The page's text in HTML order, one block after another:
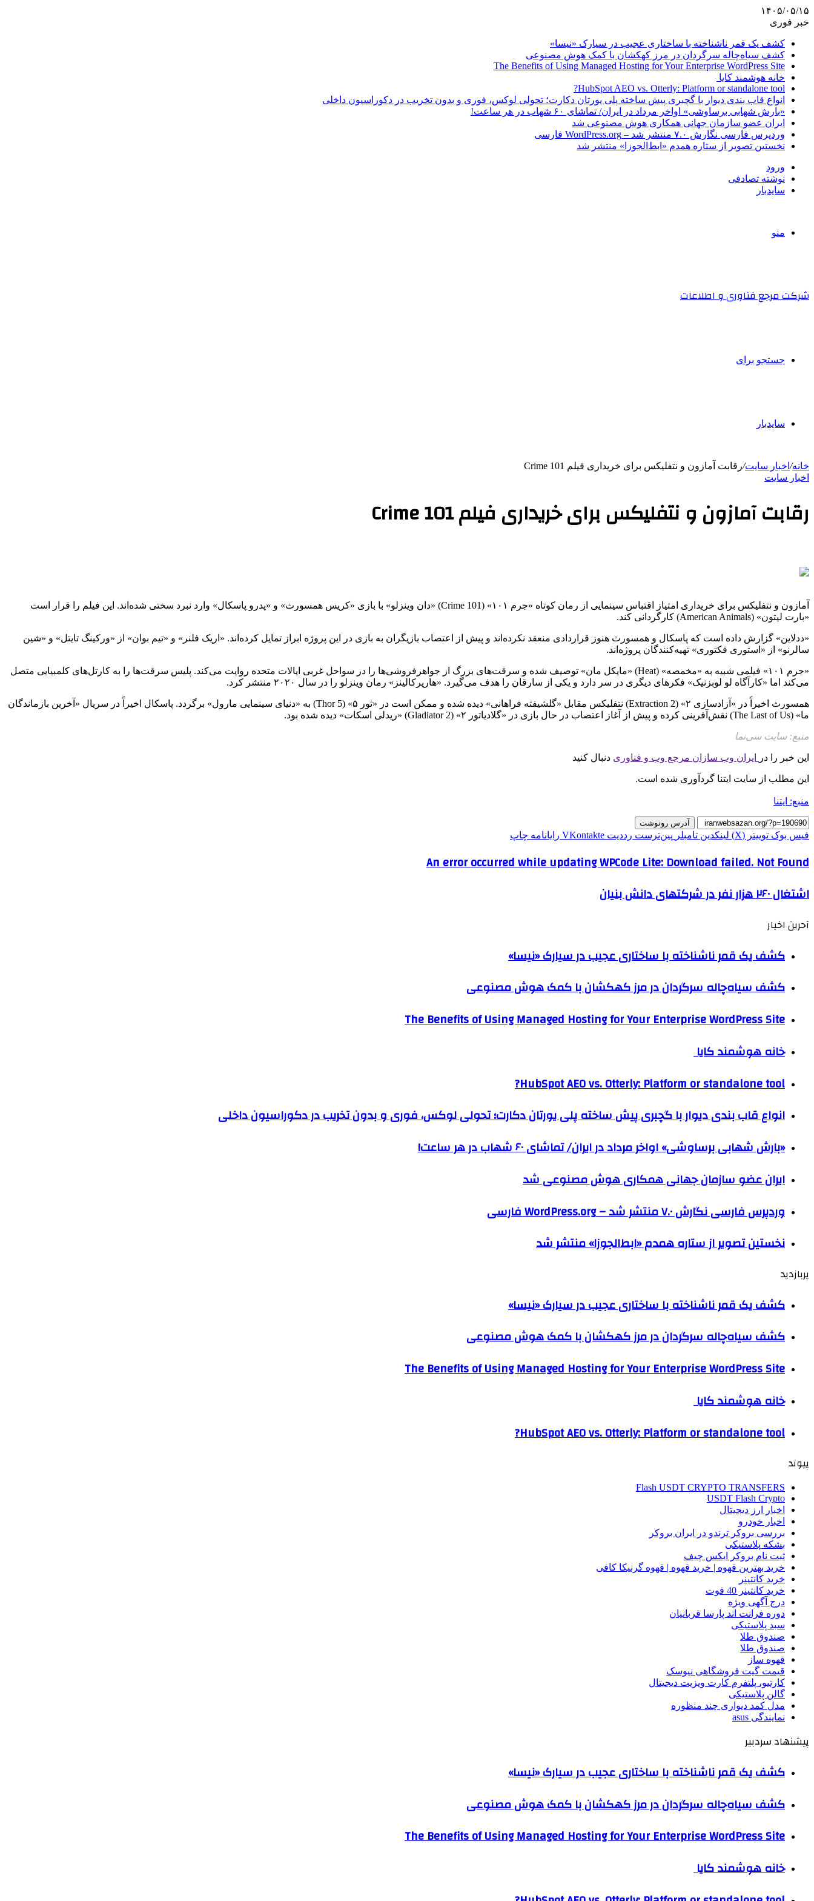
۱۴۰۵/۰۵/۱۵
خبر فوری
کشف یک قمر ناشناخته با ساختاری عجیب در سیارک «نیسا»
کشف سیاه‌چاله سرگردان در مرز کهکشان با کمک هوش مصنوعی
The Benefits of Using Managed Hosting for Your Enterprise WordPress Site
خانه هوشمند کایا
HubSpot AEO vs. Otterly: Platform or standalone tool?
انواع قاب بندی دیوار با گچبری پیش ساخته پلی یورتان دکارت؛ تحولی لوکس، فوری و بدون تخریب در دکوراسیون داخلی
«بارش شهابی برساوشی» اواخر مرداد در ایران/ تماشای ۶۰ شهاب در هر ساعت!
ایران عضو سازمان جهانی همکاری هوش مصنوعی شد
وردپرس فارسی نگارش ۷.۰ منتشر شد – WordPress.org فارسی
نخستین تصویر از ستاره همدم «ابط‌الجوزا» منتشر شد
ورود
نوشته تصادفی
سایدبار
منو
شرکت مرجع فناوری و اطلاعات
جستجو برای
سایدبار
خانه/ اخبار سایت/رقابت آمازون و نتفلیکس برای خریداری فیلم Crime 101
اخبار سایت
رقابت آمازون و نتفلیکس برای خریداری فیلم Crime 101
آمازون و نتفلیکس برای خریداری امتیاز اقتباس سینمایی از رمان کوتاه «جرم ۱۰۱»‌ (Crime 101) «دان وینزلو» با بازی «کریس همسورث» و «پدرو پاسکال» وارد نبرد سختی شده‌اند. این فیلم را قرار است
«بارت لیتون» (American Animals) کارگردانی کند.
«ددلاین» گزارش داده است که پاسکال و همسورث هنوز قراردادی منعقد نکرده‌اند و پیش از اعتصاب بازیگران به بازی در این پروژه ابراز تمایل کرده‌اند. «اریک فلنر» و «تیم بوان» از «ورکینگ تایتل» و «شین
سالرنو» از «استوری فکتوری» تهیه‌کنندگان پروژه‌اند.
«جرم ۱۰۱» فیلمی شبیه به «مخمصه» (Heat) «مایکل مان» توصیف شده و سرقت‌های بزرگ از جواهرفروشی‌ها را در سواحل غربی ایالات متحده روایت می‌کند. پلیس سرقت‌ها را به کارتل‌های کلمبیایی متصل
می‌کند اما «کارآگاه لو لوبزنیک» فکرهای دیگری در سر دارد و یکی از سارقان را هدف می‌گیرد. «هارپرکالینز» رمان وینزلو را در سال ۲۰۲۰ منتشر کرد.
همسورث اخیراً در «آزادسازی ۲» (Extraction 2) نتفلیکس مقابل «گلشیفته فراهانی» دیده شده و ممکن است در «ثور ۵» (Thor 5) به «دنیای سینمایی مارول» برگردد. پاسکال اخیراً در سریال «آخرین بازماندگان
ما» (The Last of Us) نقش‌آفرینی کرده و پیش از آغاز اعتصاب در حال بازی در «گلادیاتور ۲» (Gladiator 2) «ریدلی اسکات» دیده شده بود.
منبع: سایت سی‌نما
این خبر را در ایران وب سازان مرجع وب و فناوری دنبال کنید
این مطلب از سایت ایتنا گردآوری شده است.
منبع: ایتنا
آدرس رونوشت
فیس بوک توییتر (X) لینکدین ‫تامبلر ‫پین‌ترست ‫رددیت ‫VKontakte رایانامه چاپ
An error occurred while updating WPCode Lite: Download failed. Not Found
اشتغال ۲۶۰ هزار نفر در شرکتهای دانش بنیان
آحرین اخبار
کشف یک قمر ناشناخته با ساختاری عجیب در سیارک «نیسا»
کشف سیاه‌چاله سرگردان در مرز کهکشان با کمک هوش مصنوعی
The Benefits of Using Managed Hosting for Your Enterprise WordPress Site
خانه هوشمند کایا
HubSpot AEO vs. Otterly: Platform or standalone tool?
انواع قاب بندی دیوار با گچبری پیش ساخته پلی یورتان دکارت؛ تحولی لوکس، فوری و بدون تخریب در دکوراسیون داخلی
«بارش شهابی برساوشی» اواخر مرداد در ایران/ تماشای ۶۰ شهاب در هر ساعت!
ایران عضو سازمان جهانی همکاری هوش مصنوعی شد
وردپرس فارسی نگارش ۷.۰ منتشر شد – WordPress.org فارسی
نخستین تصویر از ستاره همدم «ابط‌الجوزا» منتشر شد
پربازدید
کشف یک قمر ناشناخته با ساختاری عجیب در سیارک «نیسا»
کشف سیاه‌چاله سرگردان در مرز کهکشان با کمک هوش مصنوعی
The Benefits of Using Managed Hosting for Your Enterprise WordPress Site
خانه هوشمند کایا
HubSpot AEO vs. Otterly: Platform or standalone tool?
پیوند
Flash USDT CRYPTO TRANSFERS
USDT Flash Crypto
اخبار ارز دیجیتال
اخبار خودرو
بررسی بروکر ترندو در ایران بروکر
بشکه پلاستیکی
ثبت نام بروکر ایکس چیف
خرید بهترین قهوه | خرید قهوه | قهوه گرنیکا کافی
خرید کانتینر
خرید کانتینر 40 فوت
درج آگهی ویژه
دوره فرانت اند پارسا قربانیان
سبد پلاستیکی
صندوق طلا
صندوق طلا
قهوه ساز
قیمت گیت فروشگاهی نیوسک
کارتیو، پلتفرم کارت ویزیت دیجیتال
گالن پلاستیکی
مدل کمد دیواری چند منظوره
نمایندگی asus
پیشنهاد سردبیر
کشف یک قمر ناشناخته با ساختاری عجیب در سیارک «نیسا»
کشف سیاه‌چاله سرگردان در مرز کهکشان با کمک هوش مصنوعی
The Benefits of Using Managed Hosting for Your Enterprise WordPress Site
خانه هوشمند کایا